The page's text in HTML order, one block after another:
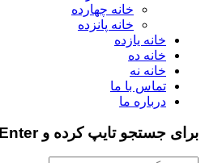
خانه چهارده
خانه پانزده
خانه یازده
خانه ده
خانه نه
تماس با ما
درباره ما
برای جستجو تایپ کرده و Enter را بزنید